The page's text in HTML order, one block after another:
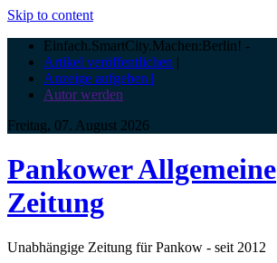
Skip to content
Einfach.SmartCity.Machen:Berlin! -
Artikel veröffentlichen |
Anzeige aufgeben |
Autor werden
Freitag, 07. August 2026
Pankower Allgemeine
Zeitung
Unabhängige Zeitung für Pankow - seit 2012